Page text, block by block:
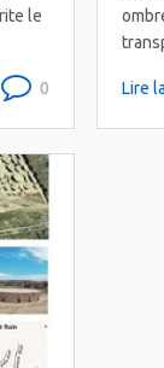
le
0 Lire